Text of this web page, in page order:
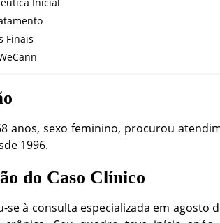
Inicial
Finais
anos, sexo feminino, procurou
1996.
do Caso Clínico
se à consulta especializada em